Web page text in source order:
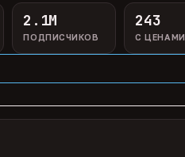
2.1M
ПОДПИСЧИКОВ
243
С ЦЕНАМИ